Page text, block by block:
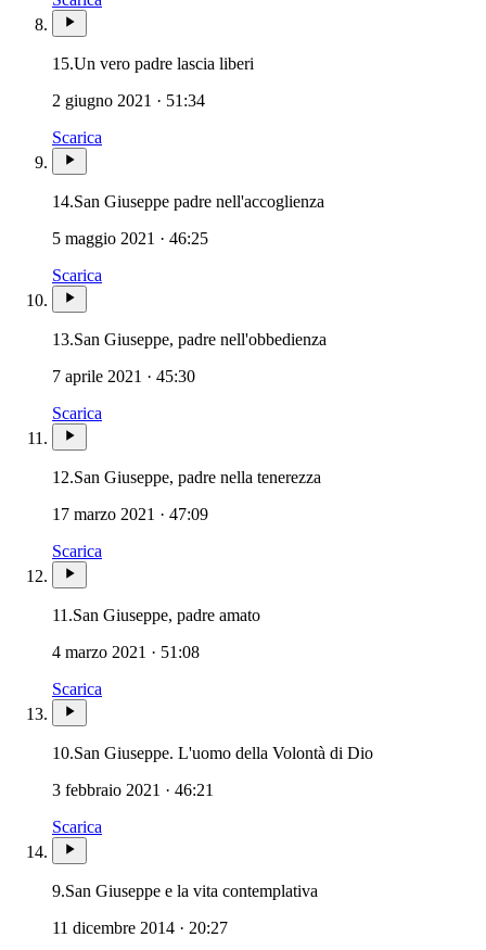
15.Un vero padre lascia liberi
2 giugno 2021 · 51:34
Scarica
14.San Giuseppe padre nell'accoglienza
5 maggio 2021 · 46:25
Scarica
13.San Giuseppe, padre nell'obbedienza
7 aprile 2021 · 45:30
Scarica
12.San Giuseppe, padre nella tenerezza
17 marzo 2021 · 47:09
Scarica
11.San Giuseppe, padre amatoPatriarca San Giuseppe · Sposo
4 marzo 2021 · 51:08
Scarica
10.San Giuseppe. L'uomo della Volontà di DioPatriarca San
3 febbraio 2021 · 46:21
Scarica
9.San Giuseppe e la vita contemplativa
11 dicembre 2014 · 20:27